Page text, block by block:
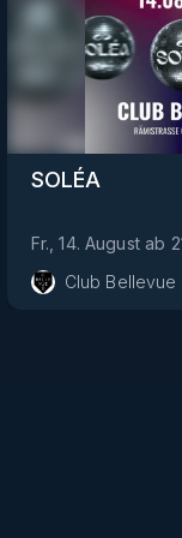
SOLÉA
Fr., 14. August ab
Club Bellevue